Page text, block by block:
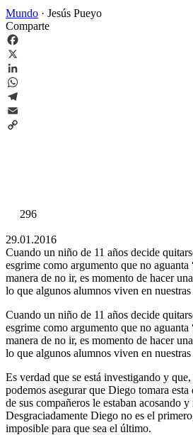
Mundo · Jesús Pueyo
Comparte
Facebook
X
LinkedIn
WhatsApp
Telegram
Email
296
29.01.2016
Cuando un niño de 11 años decide
esgrime como argumento que no aguanta
manera de no ir, es momento de hacer
lo que algunos alumnos viven en nuestras
Cuando un niño de 11 años decide
esgrime como argumento que no aguanta
manera de no ir, es momento de hacer
lo que algunos alumnos viven en nuestras
Es verdad que se está investigando y
podemos asegurar que Diego tomara
de sus compañeros le estaban acosando
Desgraciadamente Diego no es el
imposible para que sea el último.